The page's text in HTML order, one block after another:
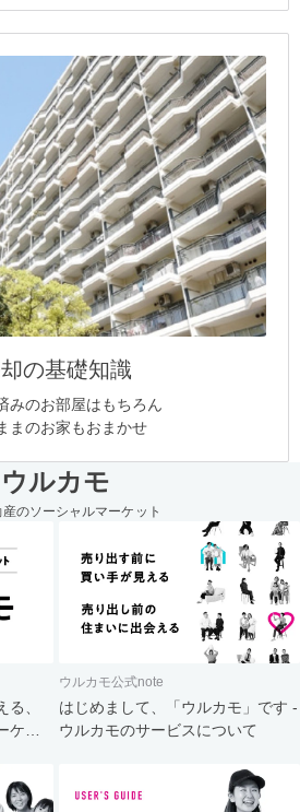
の基礎知識
みのお部屋はもちろん
まのお家もおまかせ
ウルカモ
のソーシャルマーケット
、
ッ
ウルカモ公式note
はじめまして、「ウルカモ」です -
ウルカモのサービスについて